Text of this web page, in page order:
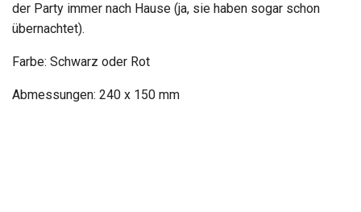
der Party immer nach Hause (ja, sie haben sogar schon
übernachtet).
Farbe: Schwarz oder Rot
Abmessungen: 240 x 150 mm